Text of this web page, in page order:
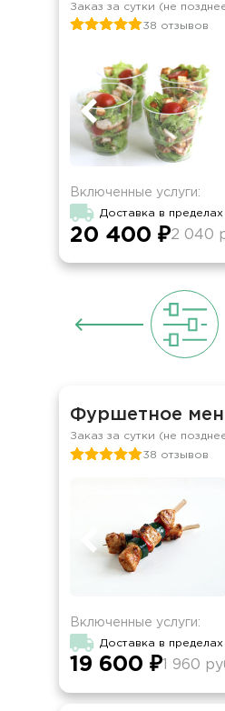
Заказ за сутки (не
38 отзывов
Включенные услуги:
Доставка в
20 400 ₽2 040
Фуршетное
Заказ за сутки (не
38 отзывов
Включенные услуги:
Доставка в
19 600 ₽1 960